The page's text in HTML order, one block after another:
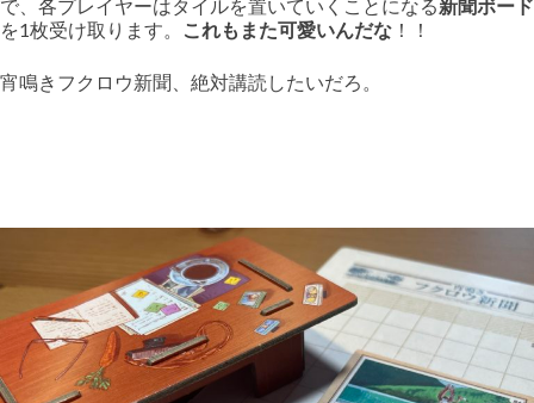
で、各プレイヤーはタイルを置いていくことになる新聞ボード
を1枚受け取ります。
これもまた可愛いんだな ！！
宵鳴きフクロウ新聞、絶対講読したいだろ。